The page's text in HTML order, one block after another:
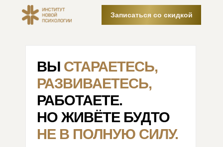
Записаться со скидкой
ВЫ СТАРАЕТЕСЬ,
РАЗВИВАЕТЕСЬ,
РАБОТАЕТЕ.
НО ЖИВЁТЕ БУДТО
НЕ В ПОЛНУЮ СИЛУ.